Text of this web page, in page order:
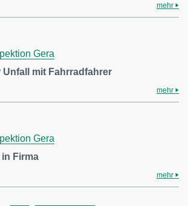
mehr
Gera
Unfall mit Fahrradfahrer
mehr
Gera
in Firma
mehr